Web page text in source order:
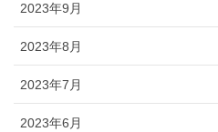
2023年9月
2023年8月
2023年7月
2023年6月